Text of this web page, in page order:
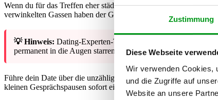
Zustimmung
Diese Webseite
Wir verwenden Cookies,
und die Zugriffe auf
Website an unsere
Wenn du für das Treffen eher städtisches Flair mit einer Prise
verwinkelten Gassen haben der Gegend völlig zu Recht den
💡 Hinweis: Dating-Experten-Tipp: Ein Spaziergang am
permanent in die Augen starren müsst, entstehen tiefe und
Führe dein Date über die unzähligen kleinen Brücken. Es gibt
kleinen Gesprächspausen sofort einen neuen Aufhänger liefert.